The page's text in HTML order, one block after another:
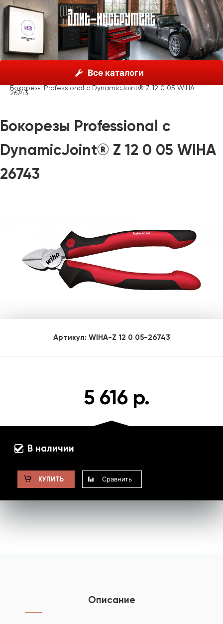
Все каталоги
Инструмент Wiha, Германия
Шарнирно-губцевый инструмент
Бокорезы
Бокорезы Professional с DynamicJoint® Z 12 0 05 WIHA
26743
Бокорезы Professional с
DynamicJoint® Z 12 0 05 WIHA
26743
Артикул: WIHA-Z 12 0 05-26743
5 616 р.
В наличии
КУПИТЬ Сравнить
Описание